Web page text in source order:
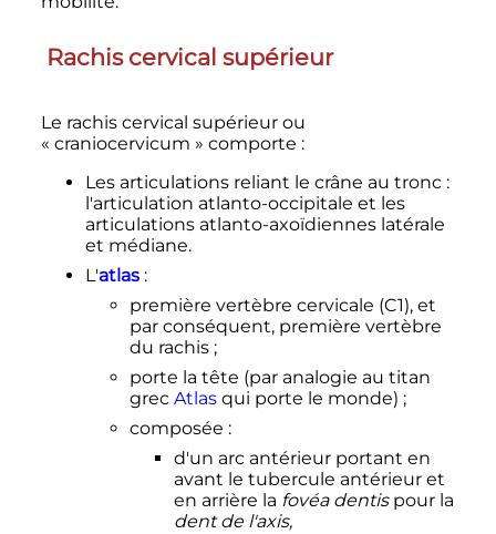
Rachis cervical supérieur
Le rachis cervical supérieur ou
« craniocervicum » comporte :
Les articulations reliant le crâne au tronc :
l'articulation atlanto-occipitale et les
articulations atlanto-axoïdiennes latérale
et médiane.
L'atlas :
première vertèbre cervicale (C1), et
par conséquent, première vertèbre
du rachis ;
porte la tête (par analogie au titan
grec Atlasqui porte le monde) ;
composée :
d'un arc antérieur portant en
avant le tubercule antérieur et
en arrière la fovéa dentispour la
dent de l'axis,